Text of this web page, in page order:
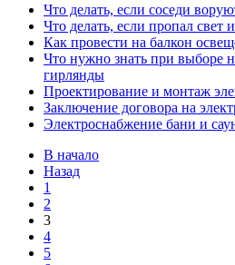
Что делать, если соседи
Что делать, если пропал
Как провести на балкон
Что нужно знать при выборе
гирлянды
Проектирование и монтаж
Заключение договора на
Электроснабжение бани и
В начало
Назад
1
2
3
4
5